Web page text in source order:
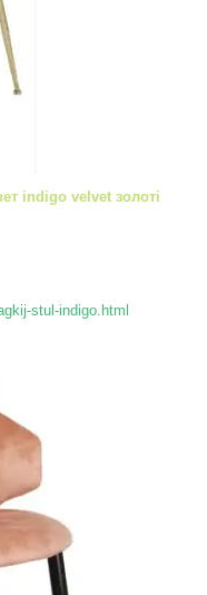
indigo velvet золоті
stul-indigo.html